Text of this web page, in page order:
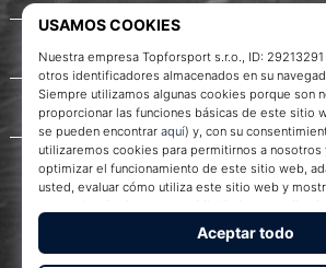
Acerca de nosotros
Servicio al cliente